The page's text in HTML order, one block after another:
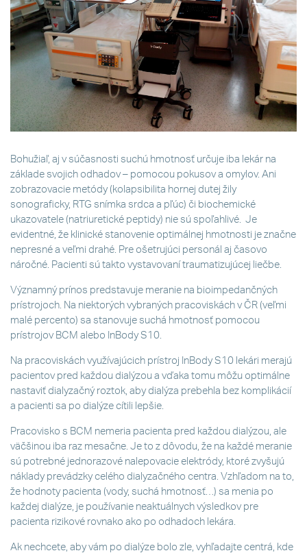
Bohužiaľ, aj v súčasnosti suchú hmotnosť určuje iba lekár na
základe svojich odhadov – pomocou pokusov a omylov. Ani
zobrazovacie metódy (kolapsibilita hornej dutej žily
sonograficky, RTG snímka srdca a pľúc) či biochemické
ukazovatele (natriuretické peptidy) nie sú spoľahlivé. Je
evidentné, že klinické stanovenie optimálnej hmotnosti je značne
nepresné a veľmi drahé. Pre ošetrujúci personál aj časovo
náročné. Pacienti sú takto vystavovaní traumatizujúcej liečbe.
Významný prínos predstavuje meranie na bioimpedančných
prístrojoch. Na niektorých vybraných pracoviskách v ČR (veľmi
malé percento) sa stanovuje suchá hmotnosť pomocou
prístrojov BCM alebo InBody S10.
Na pracoviskách využívajúcich prístroj InBody S10 lekári merajú
pacientov pred každou dialýzou a vďaka tomu môžu optimálne
nastaviť dialyzačný roztok, aby dialýza prebehla bez komplikácií
a pacienti sa po dialýze cítili lepšie.
Pracovisko s BCM nemeria pacienta pred každou dialýzou, ale
väčšinou iba raz mesačne. Je to z dôvodu, že na každé meranie
sú potrebné jednorazové nalepovacie elektródy, ktoré zvyšujú
náklady prevádzky celého dialyzačného centra. Vzhľadom na to,
že hodnoty pacienta (vody, suchá hmotnosť…) sa menia po
každej dialýze, je používanie neaktuálnych výsledkov pre
pacienta rizikové rovnako ako po odhadoch lekára.
Ak nechcete, aby vám po dialýze bolo zle, vyhľadajte centrá, kde